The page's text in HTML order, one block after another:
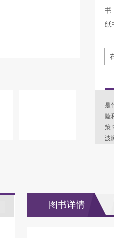
纸
是
险
策
波
图书详情